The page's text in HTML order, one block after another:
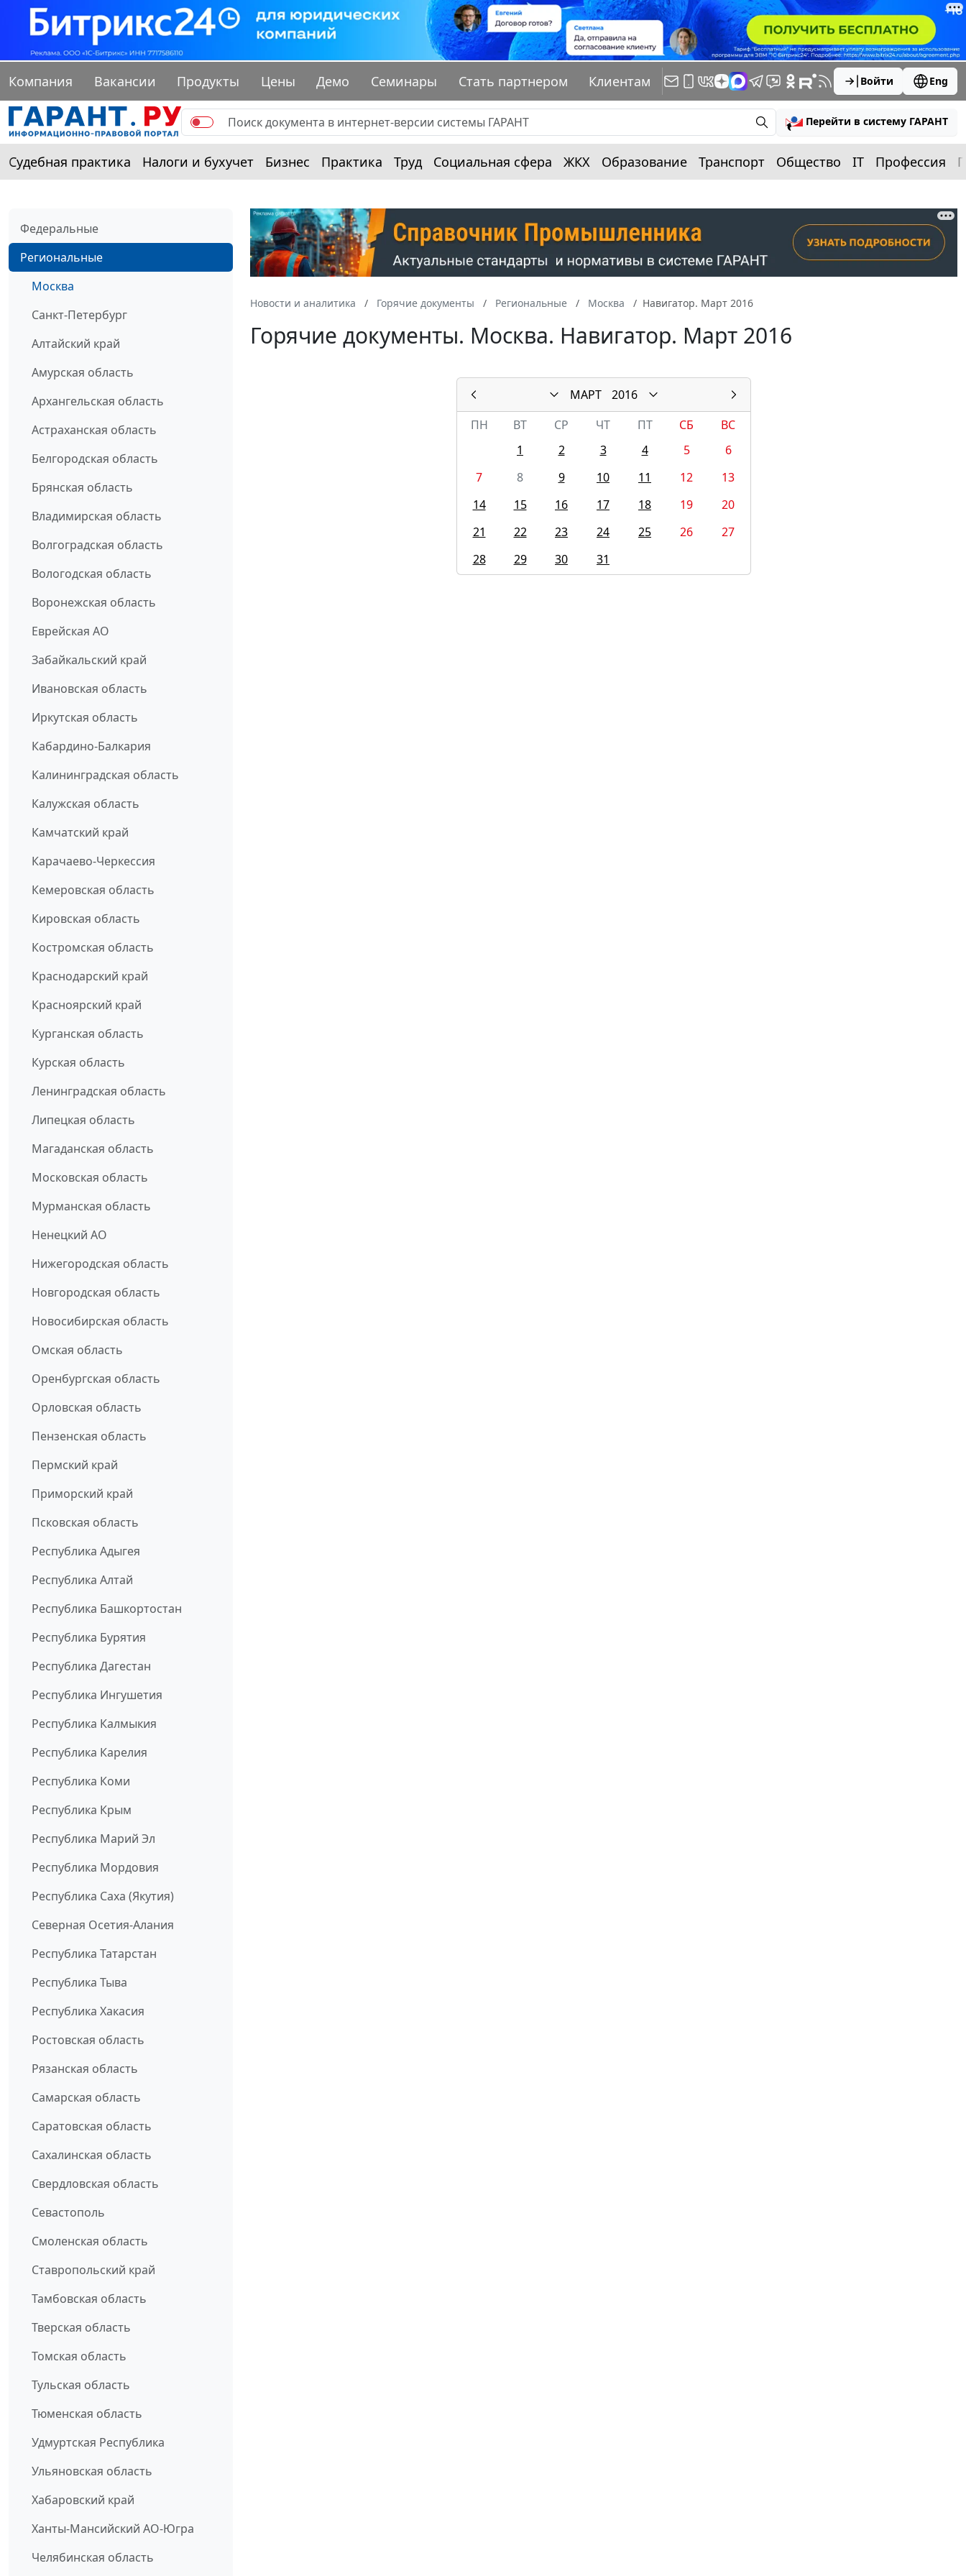
Компания Вакансии Продукты Цены Демо Семинары Стать партнером Клиентам Войти Eng
Перейти в систему ГАРАНТ
Судебная практика Налоги и бухучет Бизнес Практика Труд Социальная сфера ЖКХ Образование Транспорт Общество IT Профессия
Федеральные
Региональные
Москва
Санкт-Петербург
Алтайский край
Амурская область
Архангельская область
Астраханская область
Белгородская область
Брянская область
Владимирская область
Волгоградская область
Вологодская область
Воронежская область
Еврейская АО
Забайкальский край
Ивановская область
Иркутская область
Кабардино-Балкария
Калининградская область
Калужская область
Камчатский край
Карачаево-Черкессия
Кемеровская область
Кировская область
Костромская область
Краснодарский край
Красноярский край
Курганская область
Курская область
Ленинградская область
Липецкая область
Магаданская область
Московская область
Мурманская область
Ненецкий АО
Нижегородская область
Новгородская область
Новосибирская область
Омская область
Оренбургская область
Орловская область
Пензенская область
Пермский край
Приморский край
Псковская область
Республика Адыгея
Республика Алтай
Республика Башкортостан
Республика Бурятия
Республика Дагестан
Республика Ингушетия
Республика Калмыкия
Республика Карелия
Республика Коми
Республика Крым
Республика Марий Эл
Республика Мордовия
Республика Саха (Якутия)
Северная Осетия-Алания
Республика Татарстан
Республика Тыва
Республика Хакасия
Ростовская область
Рязанская область
Самарская область
Саратовская область
Сахалинская область
Свердловская область
Севастополь
Смоленская область
Ставропольский край
Тамбовская область
Тверская область
Томская область
Тульская область
Тюменская область
Удмуртская Республика
Ульяновская область
Хабаровский край
Ханты-Мансийский АО-Югра
Челябинская область
Новости и аналитика Горячие документы Региональные Москва Навигатор. Март 2016
Горячие документы. Москва. Навигатор. Март 2016
МАРТ
2016
ПН
ВТ СР ЧТ ПТ СБ
ВС
1
2 3 4 5
6
7
8 9 10 11 12
13
14
15 16 17 18 19
20
21
22 23 24 25 26
27
28
29 30 31